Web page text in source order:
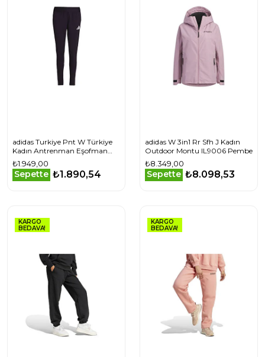
adidas Turkiye Pnt W Türkiye
Kadın Antrenman Eşofman
Altı JG5705 Siyah
₺1.949,00
Sepette ₺1.890,54
adidas W 3in1 Rr Sfh J Kadın
Outdoor Montu IL9006 Pembe
₺8.349,00
Sepette ₺8.098,53
KARGO
BEDAVA!
KARGO
BEDAVA!